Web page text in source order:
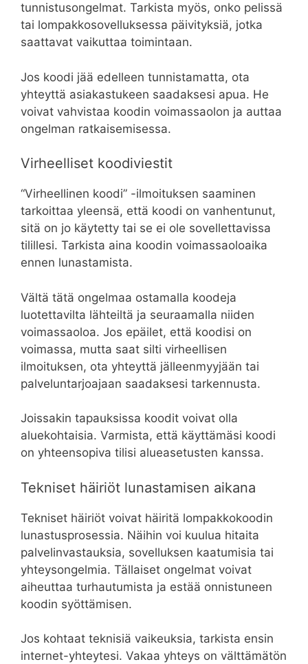
tunnistusongelmat. Tarkista myös, onko pelissä
tai lompakkosovelluksessa päivityksiä, jotka
saattavat vaikuttaa toimintaan.
Jos koodi jää edelleen tunnistamatta, ota
yhteyttä asiakastukeen saadaksesi apua. He
voivat vahvistaa koodin voimassaolon ja auttaa
ongelman ratkaisemisessa.
Virheelliset koodiviestit
“Virheellinen koodi” -ilmoituksen saaminen
tarkoittaa yleensä, että koodi on vanhentunut,
sitä on jo käytetty tai se ei ole sovellettavissa
tilillesi. Tarkista aina koodin voimassaoloaika
ennen lunastamista.
Vältä tätä ongelmaa ostamalla koodeja
luotettavilta lähteiltä ja seuraamalla niiden
voimassaoloa. Jos epäilet, että koodisi on
voimassa, mutta saat silti virheellisen
ilmoituksen, ota yhteyttä jälleenmyyjään tai
palveluntarjoajaan saadaksesi tarkennusta.
Joissakin tapauksissa koodit voivat olla
aluekohtaisia. Varmista, että käyttämäsi koodi
on yhteensopiva tilisi alueasetusten kanssa.
Tekniset häiriöt lunastamisen aikana
Tekniset häiriöt voivat häiritä lompakkokoodin
lunastusprosessia. Näihin voi kuulua hitaita
palvelinvastauksia, sovelluksen kaatumisia tai
yhteysongelmia. Tällaiset ongelmat voivat
aiheuttaa turhautumista ja estää onnistuneen
koodin syöttämisen.
Jos kohtaat teknisiä vaikeuksia, tarkista ensin
internet-yhteytesi. Vakaa yhteys on välttämätön